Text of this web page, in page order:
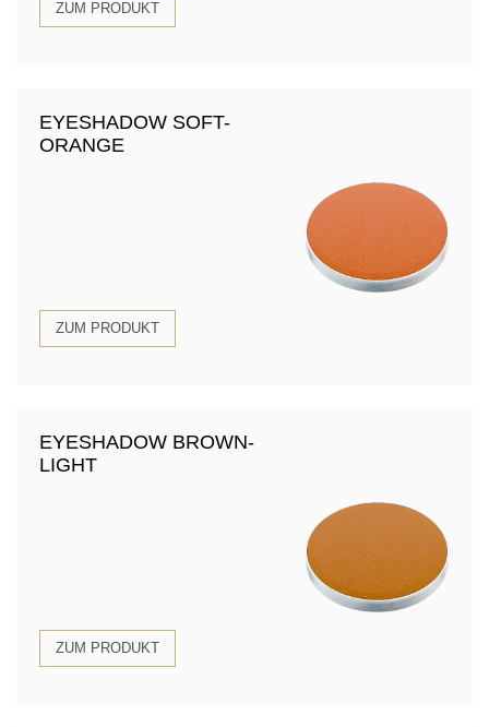
ZUM PRODUKT
EYESHADOW SOFT-
ORANGE
ZUM PRODUKT
EYESHADOW BROWN-
LIGHT
ZUM PRODUKT